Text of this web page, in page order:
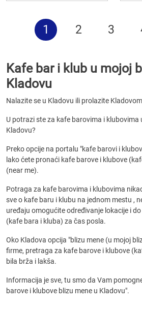
1 2 3
Kafe bar i klub u mojoj
Kladovu
Nalazite se u Kladovu ili prolazite
U potrazi ste za kafe barovima i klubovima
Kladovu?
Preko opcije na portalu "kafe barovi i
lako ćete pronaći kafe barove i klubove
(near me).
Potraga za kafe barovima i klubovima
sve o kafe baru i klubu na jednom mestu ,
uređaju omogućite određivanje lokacije i
(kafe bara i kluba) za čas posla.
Oko Kladova opcija "blizu mene (u mojoj
firme, pretraga za kafe barove i klubove
bila brža i lakša.
Informacija je sve, tu smo da Vam
barove i klubove blizu mene u Kladovu".